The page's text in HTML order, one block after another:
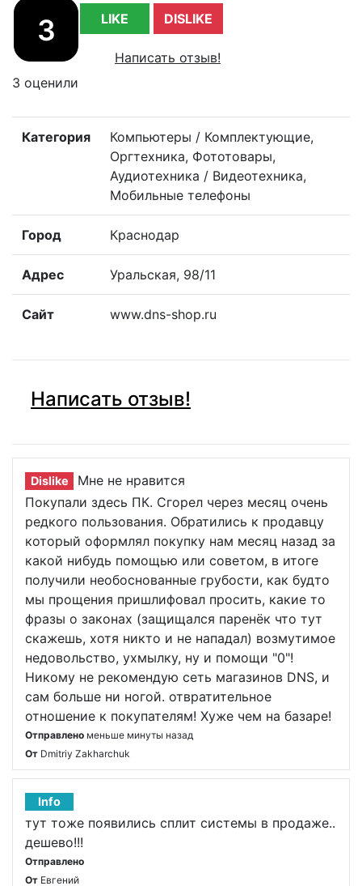
3 LIKE DISLIKE
Написать отзыв!
3 оценили
Категория
Компьютеры / Комплектующие,
Оргтехника, Фототовары,
Аудиотехника / Видеотехника,
Мобильные телефоны
Город Краснодар
Адрес Уральская, 98/11
Сайт www.dns-shop.ru
Написать отзыв!
Dislike
Мне не нравится
Покупали здесь ПК. Сгорел через месяц очень
редкого пользования. Обратились к продавцу
который оформлял покупку нам месяц назад за
какой нибудь помощью или советом, в итоге
получили необоснованные грубости, как будто
мы прощения пришлифовал просить, какие то
фразы о законах (защищался паренёк что тут
скажешь, хотя никто и не нападал) возмутимое
недовольство, ухмылку, ну и помощи "0"!
Никому не рекомендую сеть магазинов DNS, и
сам больше ни ногой. отвратительное
отношение к покупателям! Хуже чем на базаре!
Отправлено меньше минуты назад
От Dmitriy Zakharchuk
Info
тут тоже появились сплит системы в продаже..
дешево!!!
Отправлено
От Евгений